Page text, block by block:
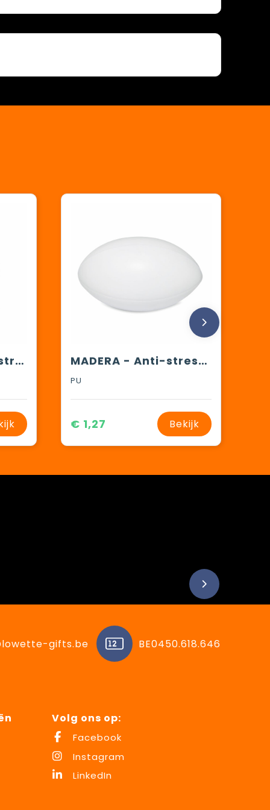
DESCANSO - Anti-stress bal MADERA - Anti-stress, rugbybal
PU
€ 1,27 Bekijk
gifts.be BE0450.618.646
Volg ons op:
Facebook
Instagram
LinkedIn